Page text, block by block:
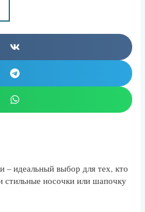
идеальный выбор для тех, кто
стильные носочки или шапочку